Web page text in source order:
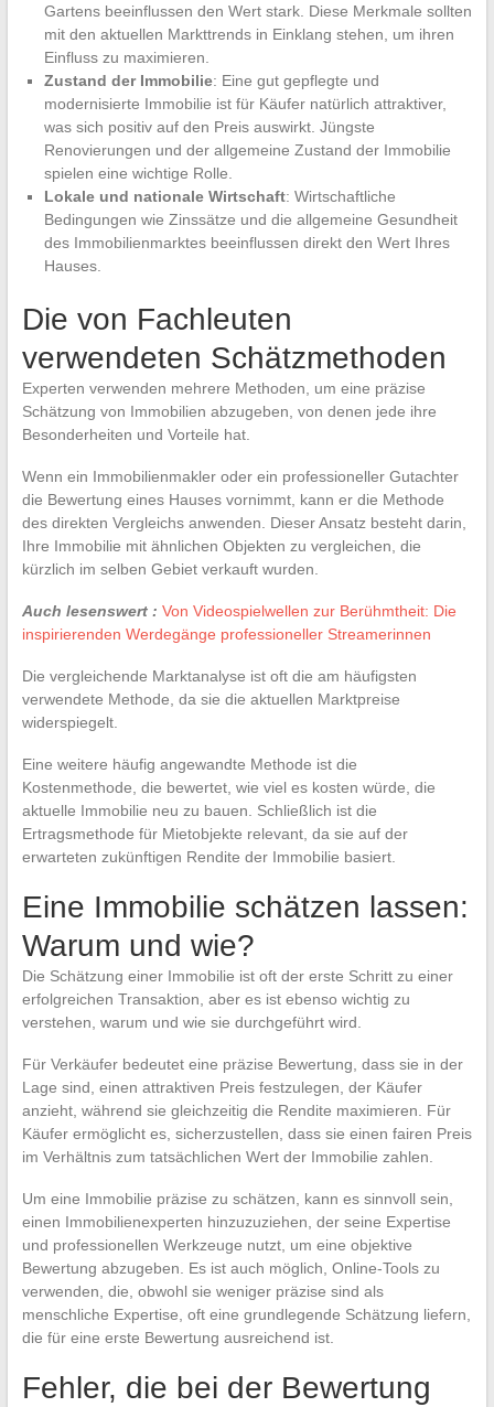
Gartens beeinflussen den Wert stark. Diese Merkmale sollten
mit den aktuellen Markttrends in Einklang stehen, um ihren
Einfluss zu maximieren.
Zustand der Immobilie: Eine gut gepflegte und
modernisierte Immobilie ist für Käufer natürlich attraktiver,
was sich positiv auf den Preis auswirkt. Jüngste
Renovierungen und der allgemeine Zustand der Immobilie
spielen eine wichtige Rolle.
Lokale und nationale Wirtschaft: Wirtschaftliche
Bedingungen wie Zinssätze und die allgemeine Gesundheit
des Immobilienmarktes beeinflussen direkt den Wert Ihres
Hauses.
Die von Fachleuten
verwendeten Schätzmethoden
Experten verwenden mehrere Methoden, um eine präzise
Schätzung von Immobilien abzugeben, von denen jede ihre
Besonderheiten und Vorteile hat.
Wenn ein Immobilienmakler oder ein professioneller Gutachter
die Bewertung eines Hauses vornimmt, kann er die Methode
des direkten Vergleichs anwenden. Dieser Ansatz besteht darin,
Ihre Immobilie mit ähnlichen Objekten zu vergleichen, die
kürzlich im selben Gebiet verkauft wurden.
Auch lesenswert : Von Videospielwellen zur Berühmtheit: Die
inspirierenden Werdegänge professioneller Streamerinnen
Die vergleichende Marktanalyse ist oft die am häufigsten
verwendete Methode, da sie die aktuellen Marktpreise
widerspiegelt.
Eine weitere häufig angewandte Methode ist die
Kostenmethode, die bewertet, wie viel es kosten würde, die
aktuelle Immobilie neu zu bauen. Schließlich ist die
Ertragsmethode für Mietobjekte relevant, da sie auf der
erwarteten zukünftigen Rendite der Immobilie basiert.
Eine Immobilie schätzen lassen:
Warum und wie?
Die Schätzung einer Immobilie ist oft der erste Schritt zu einer
erfolgreichen Transaktion, aber es ist ebenso wichtig zu
verstehen, warum und wie sie durchgeführt wird.
Für Verkäufer bedeutet eine präzise Bewertung, dass sie in der
Lage sind, einen attraktiven Preis festzulegen, der Käufer
anzieht, während sie gleichzeitig die Rendite maximieren. Für
Käufer ermöglicht es, sicherzustellen, dass sie einen fairen Preis
im Verhältnis zum tatsächlichen Wert der Immobilie zahlen.
Um eine Immobilie präzise zu schätzen, kann es sinnvoll sein,
einen Immobilienexperten hinzuzuziehen, der seine Expertise
und professionellen Werkzeuge nutzt, um eine objektive
Bewertung abzugeben. Es ist auch möglich, Online-Tools zu
verwenden, die, obwohl sie weniger präzise sind als
menschliche Expertise, oft eine grundlegende Schätzung liefern,
die für eine erste Bewertung ausreichend ist.
Fehler, die bei der Bewertung